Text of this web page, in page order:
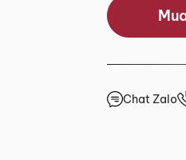
Chat Zalo
(0 lượt đánh